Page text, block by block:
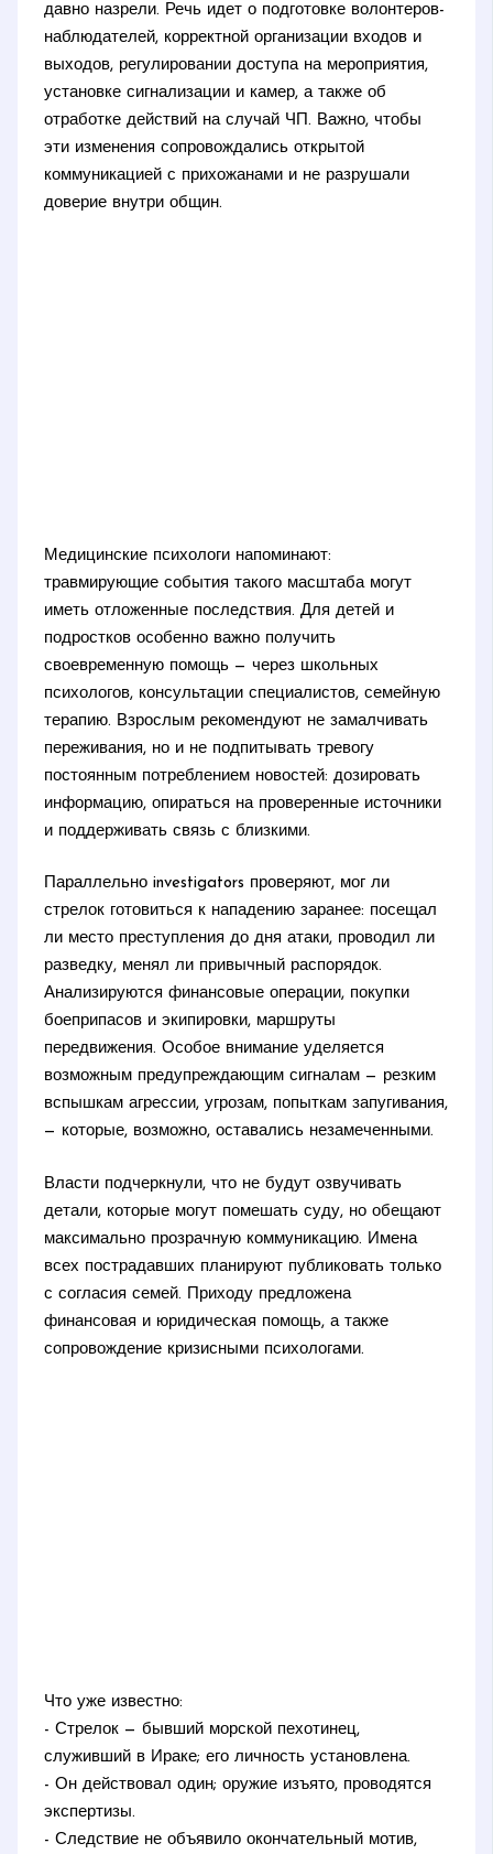
давно назрели. Речь идет о подготовке волонтеров-
наблюдателей, корректной организации входов и
выходов, регулировании доступа на мероприятия,
установке сигнализации и камер, а также об
отработке действий на случай ЧП. Важно, чтобы
эти изменения сопровождались открытой
коммуникацией с прихожанами и не разрушали
доверие внутри общин.
Медицинские психологи напоминают:
травмирующие события такого масштаба могут
иметь отложенные последствия. Для детей и
подростков особенно важно получить
своевременную помощь — через школьных
психологов, консультации специалистов, семейную
терапию. Взрослым рекомендуют не замалчивать
переживания, но и не подпитывать тревогу
постоянным потреблением новостей: дозировать
информацию, опираться на проверенные источники
и поддерживать связь с близкими.
Параллельно investigators проверяют, мог ли
стрелок готовиться к нападению заранее: посещал
ли место преступления до дня атаки, проводил ли
разведку, менял ли привычный распорядок.
Анализируются финансовые операции, покупки
боеприпасов и экипировки, маршруты
передвижения. Особое внимание уделяется
возможным предупреждающим сигналам — резким
вспышкам агрессии, угрозам, попыткам запугивания,
— которые, возможно, оставались незамеченными.
Власти подчеркнули, что не будут озвучивать
детали, которые могут помешать суду, но обещают
максимально прозрачную коммуникацию. Имена
всех пострадавших планируют публиковать только
с согласия семей. Приходу предложена
финансовая и юридическая помощь, а также
сопровождение кризисными психологами.
Что уже известно:
- Стрелок — бывший морской пехотинец,
служивший в Ираке; его личность установлена.
- Он действовал один; оружие изъято, проводятся
экспертизы.
- Следствие не объявило окончательный мотив,